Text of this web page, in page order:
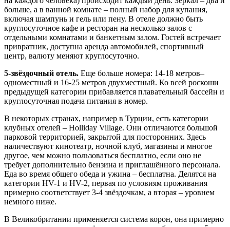
больше, а в ванной комнате – полный набор для купания,
включая шампунь и гель или пену. В отеле должно быть
круглосуточное кафе и ресторан на несколько залов с
отдельными комнатами и банкетным залом. Гостей встречает
привратник, доступна аренда автомобилей, спортивный
центр, валюту меняют круглосуточно.
5-звёздочный отель. Еще больше номера: 14-18 метров–
одноместный и 16-25 метров двухместный. Ко всей роскоши
предыдущей категории прибавляется плавательный бассейн и
круглосуточная подача питания в номер.
В некоторых странах, например в Турции, есть категории
клубных отелей – Holliday Village. Они отличаются большой
парковой территорией, закрытой для посторонних. Здесь
наличествуют кинотеатр, ночной клуб, магазины и многое
другое, чем можно пользоваться бесплатно, если оно не
требует дополнительно бензина и приглашённого персонала.
Еда во время общего обеда и ужина – бесплатна. Делятся на
категории HV-1 и HV-2, первая по условиям проживания
примерно соответствует 3-4 звёздочкам, а вторая – уровнем
немного ниже.
В Великобритании применяется система корон, она примерно